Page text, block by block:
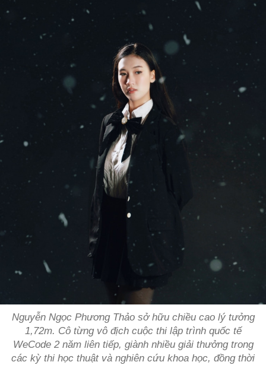
Nguyễn Ngọc Phương Thảo sở hữu chiều cao lý tưởng
1,72m. Cô từng vô địch cuộc thi lập trình quốc tế
WeCode 2 năm liên tiếp, giành nhiều giải thưởng trong
các kỳ thi học thuật và nghiên cứu khoa học, đồng thời